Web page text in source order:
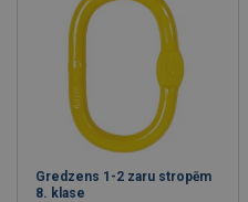
Gredzens 1-2 zaru stropēm
8. klase